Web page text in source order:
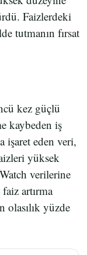
Faizlerdeki
tutmanın fırsat
kez güçlü
kaybeden iş
işaret eden veri,
yüksek
verilerine
artırma
olasılık yüzde